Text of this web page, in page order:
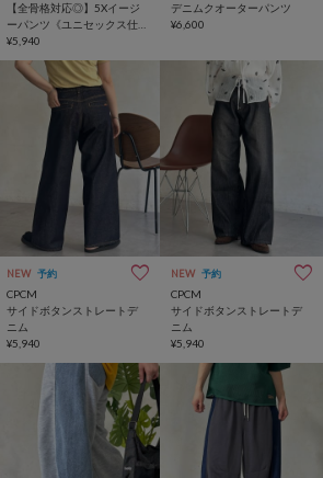
【全骨格対応◎】5Xイージ
ーパンツ《ユニセックス仕
様》
¥5,940
デニムクオーターパンツ
¥6,600
NEW 予約
CPCM
サイドボタンストレートデ
ニム
¥5,940
NEW 予約
CPCM
サイドボタンストレートデ
ニム
¥5,940